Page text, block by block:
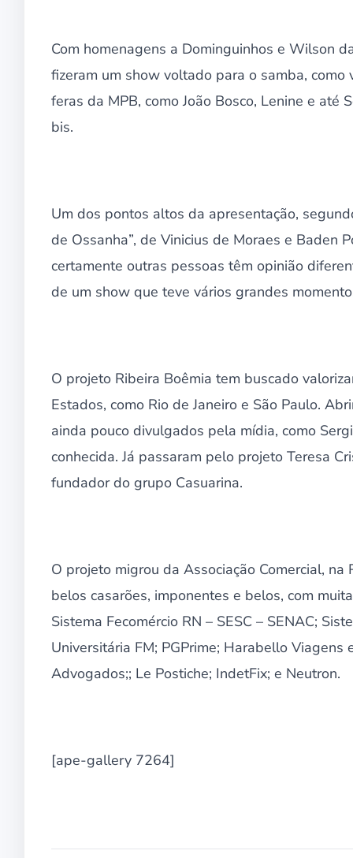
Com homenagens a Dominguinhos e Wilson
fizeram um show voltado para o samba,
feras da MPB, como João Bosco, Lenine e até
bis.
Um dos pontos altos da apresentação,
de Ossanha”, de Vinicius de Moraes e Baden
certamente outras pessoas têm opinião
de um show que teve vários grandes
O projeto Ribeira Boêmia tem buscado
Estados, como Rio de Janeiro e São Paulo.
ainda pouco divulgados pela mídia, como
conhecida. Já passaram pelo projeto Teresa
fundador do grupo Casuarina.
O projeto migrou da Associação Comercial,
belos casarões, imponentes e belos, com
Sistema Fecomércio RN – SESC – SENAC;
Universitária FM; PGPrime; Harabello
Advogados;; Le Postiche; IndetFix; e Neutron.
[ape-gallery 7264]